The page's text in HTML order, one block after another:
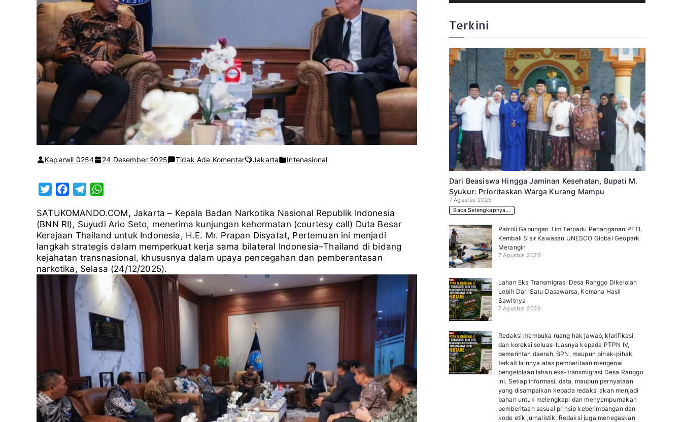
Kaperwil 0254 24 Desember 2025 Tidak Ada Komentarpada
Kerjaan
Thailand
Untuk
Perkuat
Kerjasama
Pemberantasan
Jakarta Intenasional
t
t
e
r
c
e
b
o
o
l
e
g
r
a
a
t
s
A
p
SATUKOMANDO.COM, Jakarta – Kepala Badan Narkotika Nasional Republik Indonesia
(BNN RI), Suyudi Ario Seto, menerima kunjungan kehormatan (courtesy call) Duta Besar
Kerajaan Thailand untuk Indonesia, H.E. Mr. Prapan Disyatat, Pertemuan ini menjadi
langkah strategis dalam memperkuat kerja sama bilateral Indonesia–Thailand di bidang
kejahatan transnasional, khususnya dalam upaya pencegahan dan pemberantasan
narkotika, Selasa (24/12/2025).
Terkini
Dari Beasiswa Hingga Jaminan Kesehatan, Bupati M.
Syukur: Prioritaskan Warga Kurang Mampu
7 Agustus 2026
Baca Selengkapnya...
Patroli Gabungan Tim Terpadu Penanganan PETI,
Kembali Sisir Kawasan UNESCO Global Geopark
Merangin
7 Agustus 2026
Lahan Eks Transmigrasi Desa Ranggo Dikelolah
Lebih Dari Satu Dasawarsa, Kemana Hasil
Sawitnya
7 Agustus 2026
Redaksi membuka ruang hak jawab, klarifikasi,
dan koreksi seluas-luasnya kepada PTPN IV,
pemerintah daerah, BPN, maupun pihak-pihak
terkait lainnya atas pemberitaan mengenai
pengelolaan lahan eks-transmigrasi Desa Ranggo
ini. Setiap informasi, data, maupun pernyataan
yang disampaikan kepada redaksi akan menjadi
bahan untuk melengkapi dan menyempurnakan
pemberitaan sesuai prinsip keberimbangan dan
kode etik jurnalistik. Redaksi juga menegaskan